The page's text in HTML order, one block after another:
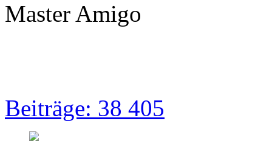
Master Amigo
Beiträge: 38 405